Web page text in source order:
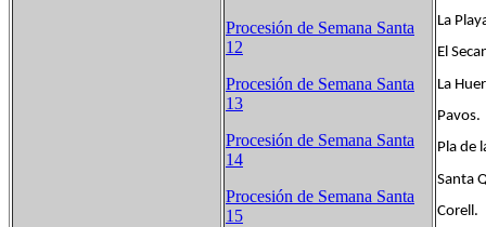
Procesión de Semana Santa
12
Procesión de Semana Santa
13
Procesión de Semana Santa
14
Procesión de Semana Santa
15
La
El
La
Pavos.
Pla de
Santa
Corell.